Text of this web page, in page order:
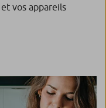
vos appareils